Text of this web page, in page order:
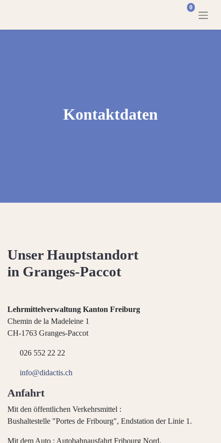
0
Kontaktdaten
Unser Hauptstandort
in Granges-Paccot
Lehrmittelverwaltung Kanton Freiburg
Chemin de la Madeleine 1
CH-1763 Granges-Paccot
026 552 22 22
info@didactis.ch
Anfahrt
Mit den öffentlichen Verkehrsmittel :
Bushaltestelle "Portes de Fribourg", Endstation der Linie 1.
Mit dem Auto : Autobahnausfahrt Fribourg Nord.